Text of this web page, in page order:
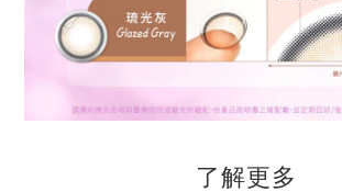
了解更多